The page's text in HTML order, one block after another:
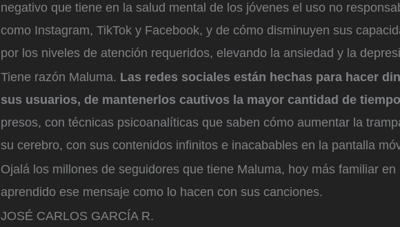
negativo que tiene en la salud mental de los jóvenes el uso no
como Instagram, TikTok y Facebook, y de cómo disminuyen sus
por los niveles de atención requeridos, elevando la ansiedad y la
Tiene razón Maluma. Las redes sociales están hechas para hacer
sus usuarios, de mantenerlos cautivos la mayor cantidad de
presos, con técnicas psicoanalíticas que saben cómo aumentar la
su cerebro, con sus contenidos infinitos e inacabables en la pantalla
Ojalá los millones de seguidores que tiene Maluma, hoy más familiar en
aprendido ese mensaje como lo hacen con sus canciones.
JOSÉ CARLOS GARCÍA R.